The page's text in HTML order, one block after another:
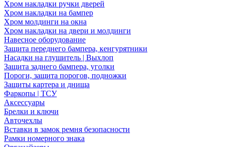
Хром накладки ручки дверей
Хром накладки на бампер
Хром молдинги на окна
Хром накладки на двери и молдинги
Навесное оборудование
Защита переднего бампера, кенгурятники
Насадки на глушитель | Выхлоп
Защита заднего бампера, уголки
Пороги, защита порогов, подножки
Защиты картера и днища
Фаркопы | ТСУ
Аксессуары
Брелки и ключи
Авточехлы
Вставки в замок ремня безопасности
Рамки номерного знака